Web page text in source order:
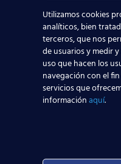
oficial TCPque te
Auxiliar de Vuelo en
europea. Además,
inestimable ayuda y
exclusivo
Laboralpara que
empleoen el sector
Utilizamos cookies
analíticos, bien
terceros, que nos
de usuarios y medir
uso que hacen los
navegación con el
servicios que
informaciónaquí.